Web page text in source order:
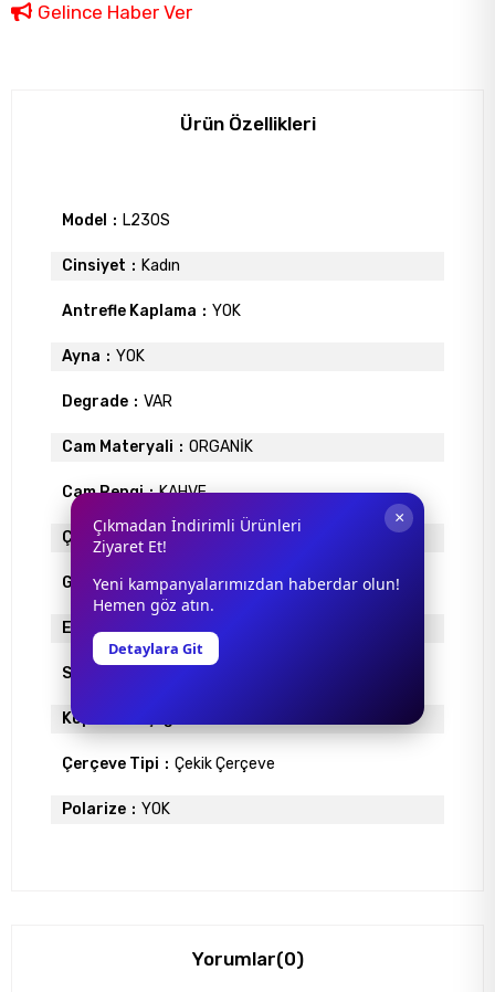
Gelince Haber Ver
Ürün Özellikleri
Model L230S
Cinsiyet Kadın
Antrefle Kaplama YOK
Ayna YOK
Degrade VAR
Cam Materyali ORGANİK
Cam Rengi KAHVE
Çerçeve Materyali METAL
Gövde Rengi BORDO
Ekartman 59
Sap Uzunlugu
Köprü Genişliği
Çerçeve Tipi Çekik Çerçeve
Polarize YOK
Yorumlar(0)
×
Çıkmadan İndirimli Ürünleri
Ziyaret Et!
Yeni kampanyalarımızdan haberdar olun!
Hemen göz atın.
Detaylara Git